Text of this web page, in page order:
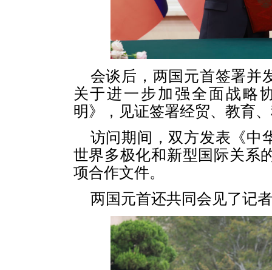
会谈后，两国元首签署并
关于进一步加强全面战略
明》，见证签署经贸、教育
访问期间，双方发表《中
世界多极化和新型国际关系
项合作文件。
两国元首还共同会见了记